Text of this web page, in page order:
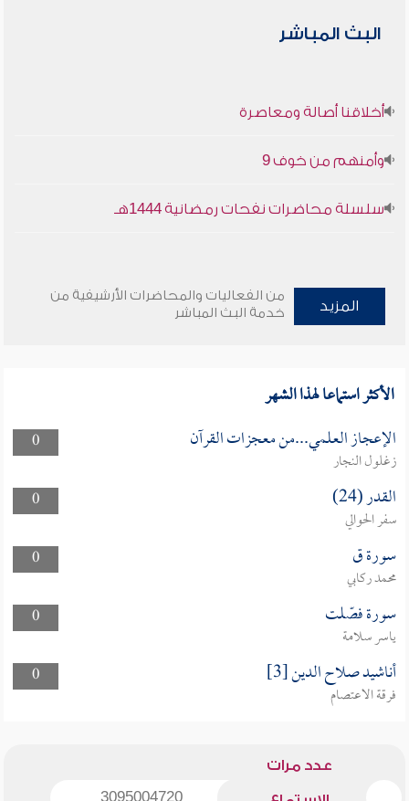
البث المباشر
أخلاقنا أصالة ومعاصرة
وأمنهم من خوف 9
سلسلة محاضرات نفحات رمضانية 1444هـ
المزيد
من الفعاليات والمحاضرات الأرشيفية من
خدمة البث المباشر
الأكثر استماعا لهذا الشهر
0 الإعجاز العلمي...من معجزات القرآن
زغلول النجار
0
القدر (24)
سفر الحوالي
0
سورة ق
محمد ركابي
0
سورة فصّلت
ياسر سلامة
0
أناشيد صلاح الدين [3]
فرقة الاعتصام
عدد مرات